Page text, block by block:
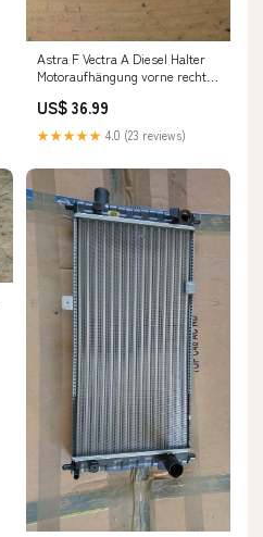
Astra F Vectra A Diesel Halter
Motoraufhängung vorne rechts
US$ 36.99
★★★★★ 4.0 (23 reviews)